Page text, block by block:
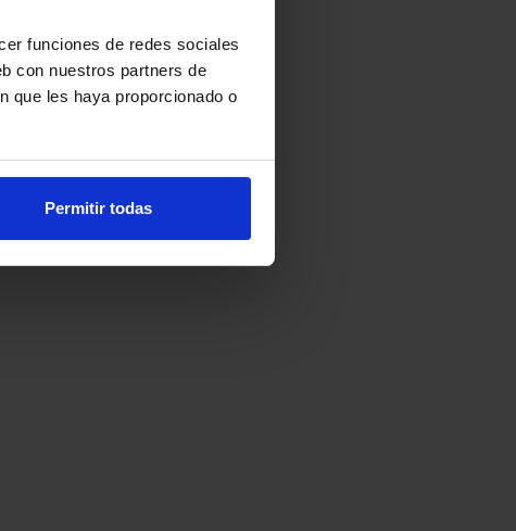
funciones de redes sociales
con nuestros partners de
que les haya proporcionado o
Permitir todas